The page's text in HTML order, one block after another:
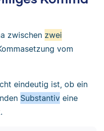
zwischen zwei
vom
eindeutig ist, ob ein
Substantiv eine